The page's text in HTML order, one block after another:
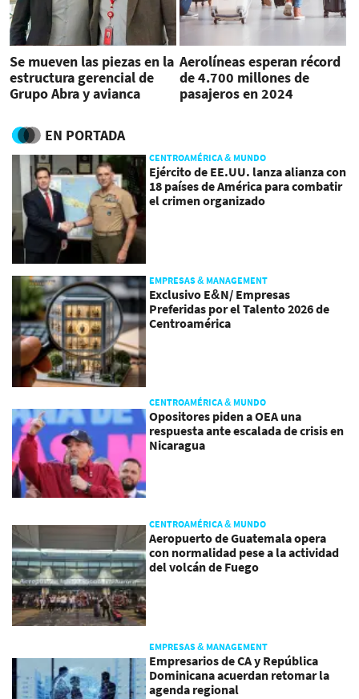
Se mueven las piezas en la
estructura gerencial de
Grupo Abra y avianca
Aerolíneas esperan récord
de 4.700 millones de
pasajeros en 2024
EN PORTADA
CENTROAMÉRICA & MUNDO
Ejército de EE.UU. lanza alianza con
18 países de América para combatir
el crimen organizado
EMPRESAS & MANAGEMENT
Exclusivo E&N/ Empresas
Preferidas por el Talento 2026 de
Centroamérica
CENTROAMÉRICA & MUNDO
Opositores piden a OEA una
respuesta ante escalada de crisis en
Nicaragua
CENTROAMÉRICA & MUNDO
Aeropuerto de Guatemala opera
con normalidad pese a la actividad
del volcán de Fuego
EMPRESAS & MANAGEMENT
Empresarios de CA y República
Dominicana acuerdan retomar la
agenda regional